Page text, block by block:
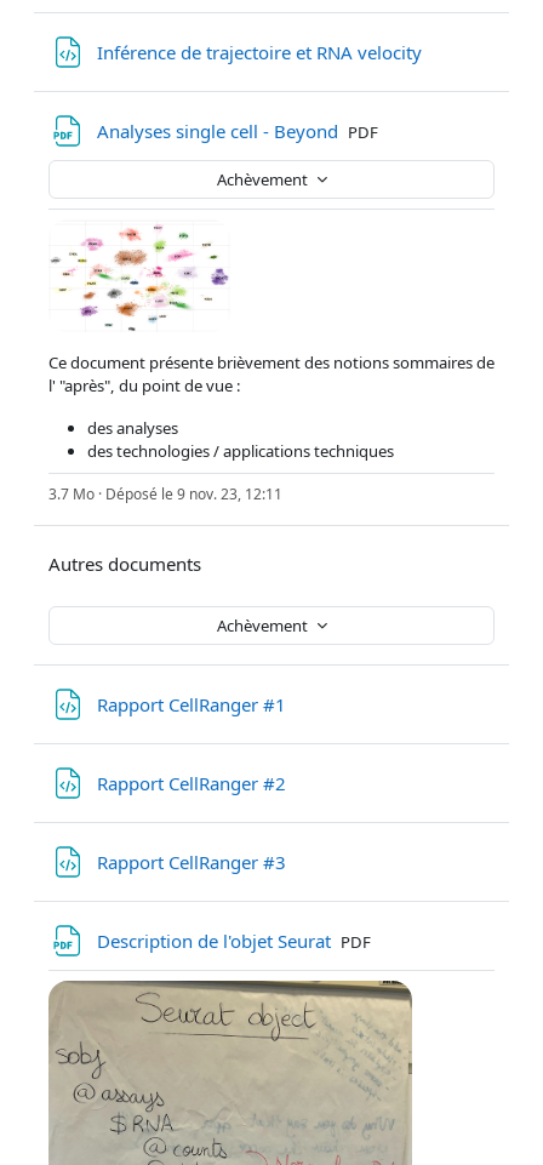
Inférence de trajectoire et RNA velocity
Analyses single cell - Beyond Fichier
PDF
Achèvement
Ce document présente brièvement des notions sommaires de
l' "après", du point de vue :
des analyses
des technologies / applications techniques
3.7 Mo · Déposé le 9 nov. 23, 12:11
Achèvement
Autres documents
Rapport CellRanger #1
Rapport CellRanger #2
Rapport CellRanger #3
Description de l'objet Seurat Fichier
PDF